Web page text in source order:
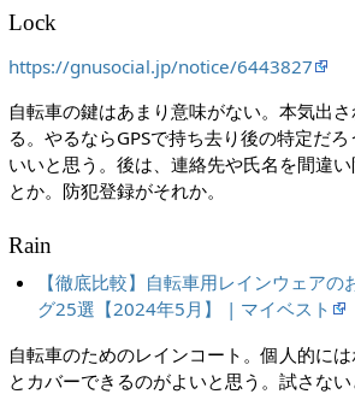
Lock
https://gnusocial.jp/notice/6443827
自転車の鍵はあまり意味がない。本気出
る。やるならGPSで持ち去り後の特定だ
いいと思う。後は、連絡先や氏名を間違
とか。防犯登録がそれか。
Rain
【徹底比較】自転車用レインウェア
グ25選【2024年5月】 | マイベスト
自転車のためのレインコート。個人的に
とカバーできるのがよいと思う。試さない